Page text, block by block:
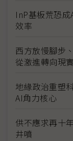
InP基板荒恐
效率
西方放慢腳步
從激進轉向現實
地緣政治重塑
AI角力核心
供不應求再十
井噴